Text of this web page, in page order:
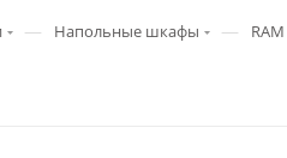
— Напольные шкафы —